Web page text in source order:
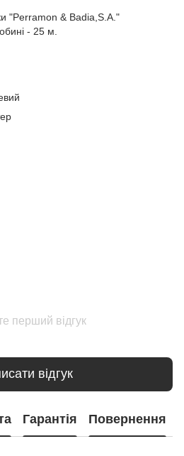
"Perramon & Badia,S.A."
- 25 м.
перший відгук
відгук
Гарантія Повернення